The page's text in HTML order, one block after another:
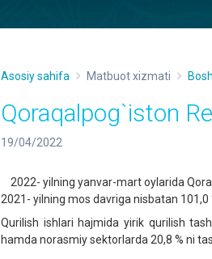
Asosiy sahifa Matbuot xizmati
Qoraqalpog`iston
19/04/2022
2022- yilning yanvar-mart oylarida
2021- yilning mos davriga nisbatan 101,0
Qurilish ishlari hajmida yirik qurilish
hamda norasmiy sektorlarda 20,8 % ni